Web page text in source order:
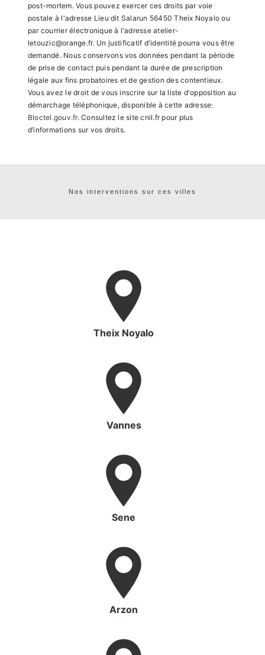
post-mortem. Vous pouvez exercer ces droits par voie
postale à l'adresse Lieu dit Salarun 56450 Theix Noyalo ou
par courrier électronique à l'adresse atelier-
letouzic@orange.fr. Un justificatif d'identité pourra vous être
demandé. Nous conservons vos données pendant la période
de prise de contact puis pendant la durée de prescription
légale aux fins probatoires et de gestion des contentieux.
Vous avez le droit de vous inscrire sur la liste d'opposition au
démarchage téléphonique, disponible à cette adresse:
Bloctel.gouv.fr. Consultez le site cnil.fr pour plus
d’informations sur vos droits.
Nos interventions sur ces villes
Theix Noyalo
Vannes
Sene
Arzon